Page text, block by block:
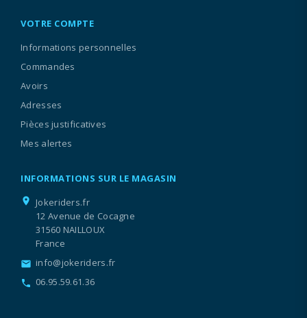
VOTRE COMPTE
Informations personnelles
Commandes
Avoirs
Adresses
Pièces justificatives
Mes alertes
INFORMATIONS SUR LE MAGASIN
location_on
Jokeriders.fr
12 Avenue de Cocagne
31560 NAILLOUX
France
email info@jokeriders.fr
call 06.95.59.61.36